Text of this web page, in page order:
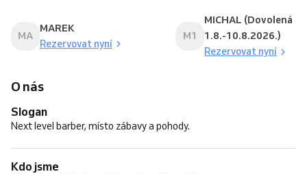
MA
MAREK
Rezervovat nyní
M1
MICHAL (Dovolená
1.8.-10.8.2026.)
Rezervovat nyní
O nás
Slogan
Next level barber, místo zábavy a pohody.
Kdo jsme